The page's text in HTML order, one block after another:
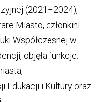
(2021–2024),
Miasto, członkini
Współczesnej w
objęła funkcje:
Edukacji i Kultury oraz